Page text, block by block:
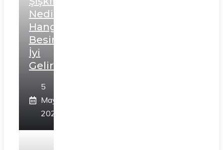
Nedir?
Hangi
Besinler
İyi
Gelir?
5
Mayıs
2024